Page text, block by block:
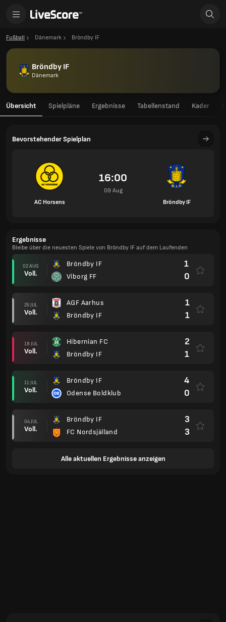
Fußball Dänemark Bröndby IF
Bröndby IF
Dänemark
Übersicht Spielpläne Ergebnisse Tabellenstand Kader
Bevorstehender Spielplan
AC Horsens
16:00
09 Aug
Bröndby IF
Ergebnisse
Bleibe über die neuesten Spiele von Bröndby IF auf dem Laufenden
02 AUG
Voll.
Bröndby IF
Viborg FF
1
0
25 JUL
Voll.
AGF Aarhus
Bröndby IF
1
1
18 JUL
Voll.
Hibernian FC
Bröndby IF
2
1
11 JUL
Voll.
Bröndby IF
Odense Boldklub
4
0
04 JUL
Voll.
Bröndby IF
FC Nordsjälland
3
3
Alle aktuellen Ergebnisse anzeigen